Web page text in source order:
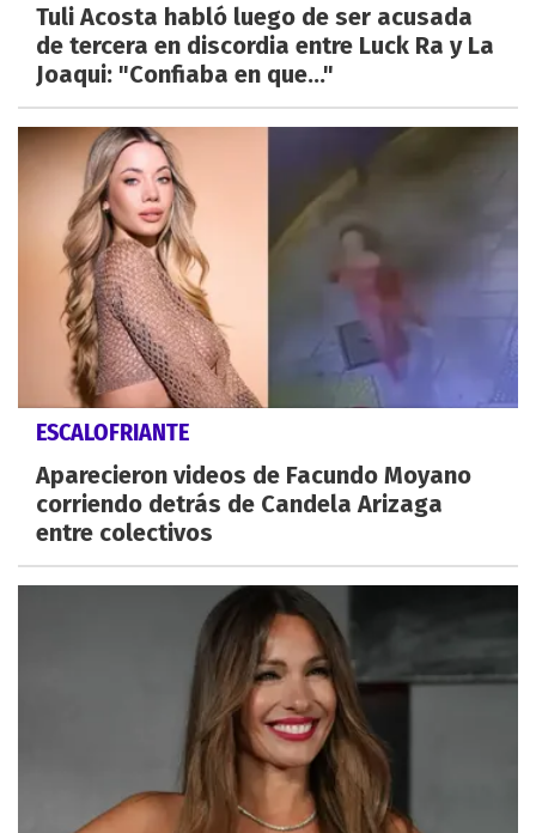
Tuli Acosta habló luego de ser acusada
de tercera en discordia entre Luck Ra y La
Joaqui: "Confiaba en que..."
ESCALOFRIANTE
Aparecieron videos de Facundo Moyano
corriendo detrás de Candela Arizaga
entre colectivos